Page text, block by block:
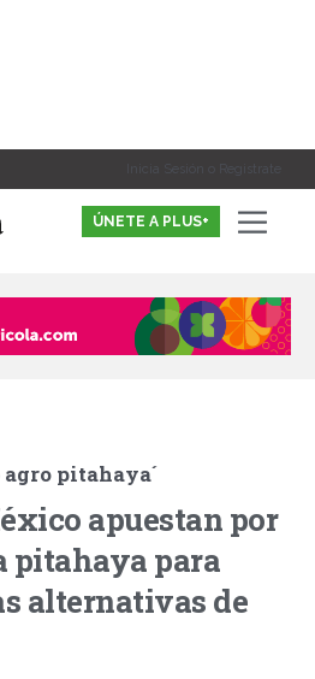
Inicia Sesión o Registrate
ÚNETE A PLUS+
pitahaya´
apuestan por
pitahaya para
alternativas de